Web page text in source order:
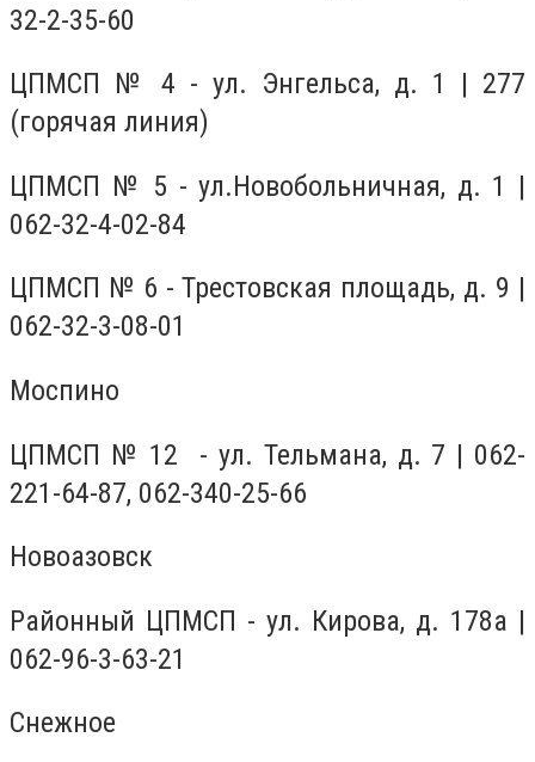
32-2-35-60
ЦПМСП № 4 - ул. Энгельса, д. 1 | 277
(горячая линия)
ЦПМСП № 5 - ул.Новобольничная, д. 1 |
062-32-4-02-84
ЦПМСП № 6 - Трестовская площадь, д. 9 |
062-32-3-08-01
Моспино
ЦПМСП № 12 - ул. Тельмана, д. 7 | 062-
221-64-87, 062-340-25-66
Новоазовск
Районный ЦПМСП - ул. Кирова, д. 178а |
062-96-3-63-21
Снежное